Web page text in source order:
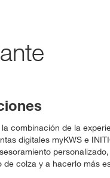
combinación de la
digitales myKWS e
de colza y a hacerlo más